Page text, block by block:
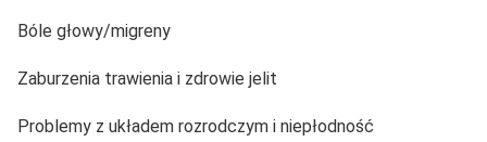
Bóle głowy/migreny
Zaburzenia trawienia i zdrowie jelit
Problemy z układem rozrodczym i niepłodność